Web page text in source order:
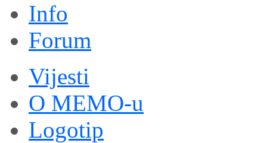
Info
Forum
Vijesti
O MEMO-u
Logotip